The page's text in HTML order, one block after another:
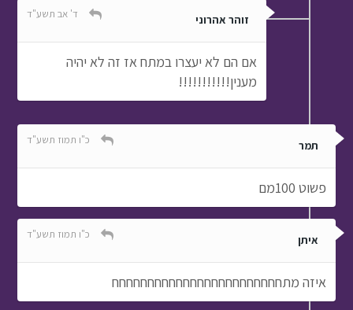
זוהר אהרוני ד' אב תשע"ד
אם הם לא יעצרו במתח אז זה לא יהיה
מענין!!!!!!!!!!!
תמר כ"ו תמוז תשע"ד
פשוט 100מם
איתן כ"ו תמוז תשע"ד
איזה מתחחחחחחחחחחחחחחחחחחחחחחחח